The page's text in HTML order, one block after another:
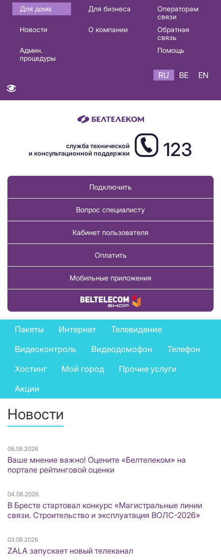
Основная
навигация
Для дома Для бизнеса
Операторам
связи
Новости
О компании
Обратная
связь
Админ.
процедуры
Помощь
RU BE EN
служба технической
и консультационной поддержки
123
Подключить
Вопрос специалисту
Кабинет пользователя
Оплатить
Мобильные приложения
Купить товар
Private
services
menu
Пакеты Интернет
Телевидение
Видеоконтроль
Видеодомофон
Телефон
Хостинг
Мой город
Прочие услуги
Акции
Новости
06.08.2026
Ваше мнение важно! Оцените «Белтелеком» на
портале рейтинговой оценки
04.08.2026
В Бресте стартовал конкурс «Магистральные линии
связи. Строительство и эксплуатация ВОЛС-2026»
03.08.2026
ZALA запускает новый телеканал